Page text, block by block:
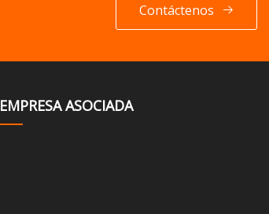
Contáctenos
EMPRESA ASOCIADA